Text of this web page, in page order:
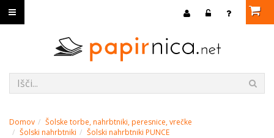
Domov
Šolske torbe, nahrbtniki, peresnice, vrečke
Šolski nahrbtniki
Šolski nahrbtniki PUNCE